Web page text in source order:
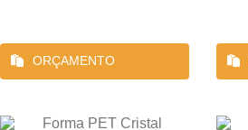
ORÇAMENTO